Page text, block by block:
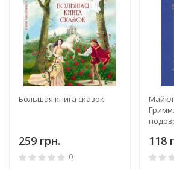
Большая книга сказок
259 грн.
0
118